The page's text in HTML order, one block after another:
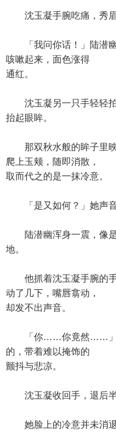
沈玉凝手腕吃痛，秀眉
「我问你话！」陆潜幽
咳嗽起来，面色涨得
通红。
沈玉凝另一只手轻轻拍
抬起眼眸。
那双秋水般的眸子里映
爬上玉颊，随即消散，
取而代之的是一抹冷意。
「是又如何？」她声音
陆潜幽浑身一震，像是
地。
他抓着沈玉凝手腕的手
动了几下，嘴唇翕动，
却发不出声音。
「你……你竟然……」他
的，带着难以掩饰的
颤抖与悲凉。
沈玉凝收回手，退后半
她脸上的冷意并未消退